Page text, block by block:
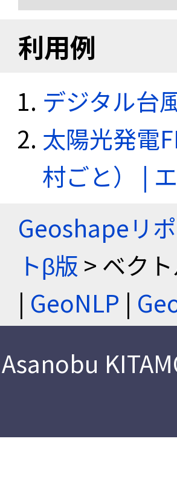
利用例
デジタル台
太陽光発電
村ごと） |
Geoshapeリ
トβ版 > ベク
| GeoNLP |
Asanobu